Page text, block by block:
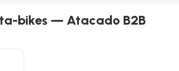
bikes — Atacado B2B